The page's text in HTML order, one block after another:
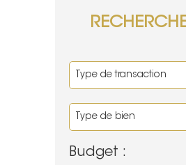
Budget :